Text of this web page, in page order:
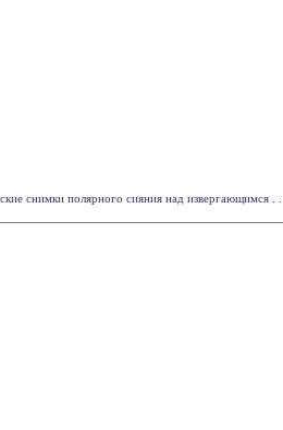
снимки полярного сияния над извергающимся . . .